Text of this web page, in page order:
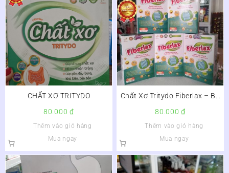
CHẤT XƠ TRITYDO
80.000 ₫
Thêm vào giỏ hàng
Mua ngay
Chất Xơ Tritydo Fiberlax – Bổ
Sung Chất Xơ, Nhuận Tràng,
Cải Thiện Táo Bón
80.000₫
Thêm vào giỏ hàng
Mua ngay